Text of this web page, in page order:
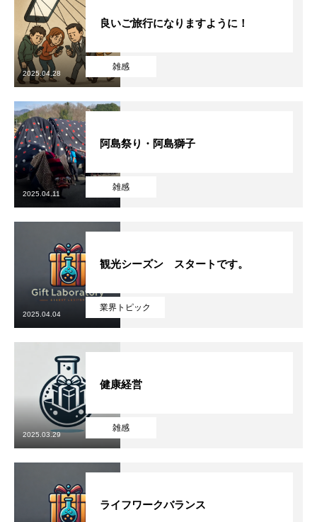
RECRUIT
募集要項
Q&A
採用エントリー
CONTACT
プライバシーポリシー 新着情報
雑感
良いご旅行になりますように！
2025.04.28
雑感
阿島祭り・阿島獅子
2025.04.11
業界トピック
観光シーズン スタートです。
2025.04.04
雑感
健康経営
2025.03.29
ライフワークバランス